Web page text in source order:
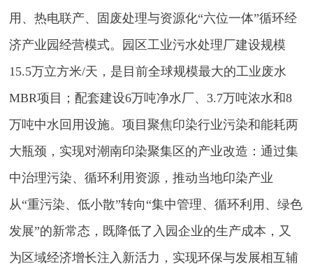
用、热电联产、固废处理与资源化“六位一体”循环经
济产业园经营模式。园区工业污水处理厂建设规模
15.5万立方米/天，是目前全球规模最大的工业废水
MBR项目；配套建设6万吨净水厂、3.7万吨浓水和8
万吨中水回用设施。项目聚焦印染行业污染和能耗两
大瓶颈，实现对潮南印染聚集区的产业改造：通过集
中治理污染、循环利用资源，推动当地印染产业
从“重污染、低小散”转向“集中管理、循环利用、绿色
发展”的新常态，既降低了入园企业的生产成本，又
为区域经济增长注入新活力，实现环保与发展相互辅